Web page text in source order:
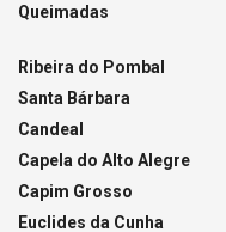
Queimadas
Ribeira do Pombal
Santa Bárbara
Candeal
Capela do Alto Alegre
Capim Grosso
Euclides da Cunha